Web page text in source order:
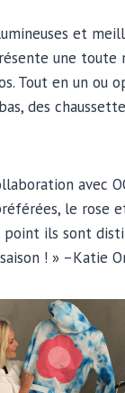
et
une toute
Tout en un ou
des
avec
le rose
ils sont
! » –Katie